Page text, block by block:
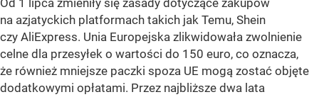
Od 1 lipca zmieniły się zasady dotyczące zakupów
na azjatyckich platformach takich jak Temu, Shein
czy AliExpress. Unia Europejska zlikwidowała zwolnienie
celne dla przesyłek o wartości do 150 euro, co oznacza,
że również mniejsze paczki spoza UE mogą zostać objęte
dodatkowymi opłatami. Przez najbliższe dwa lata